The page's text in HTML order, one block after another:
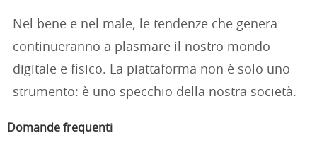
Nel bene e nel male, le tendenze che genera
continueranno a plasmare il nostro mondo
digitale e fisico. La piattaforma non è solo uno
strumento: è uno specchio della nostra società.
Domande frequenti